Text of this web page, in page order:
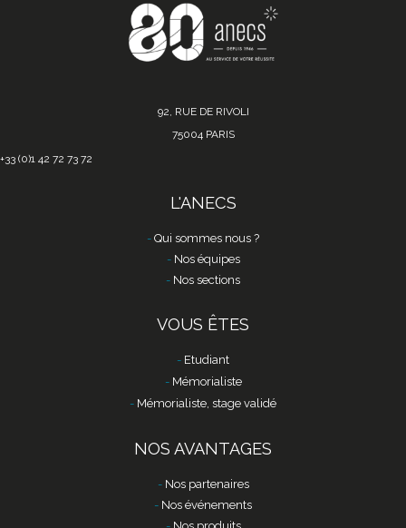
92, RUE DE RIVOLI
75004 PARIS
+33 (0)1 42 72 73 72
L'ANECS
Qui sommes nous ?
Nos équipes
Nos sections
VOUS ÊTES
Etudiant
Mémorialiste
Mémorialiste, stage validé
NOS AVANTAGES
Nos partenaires
Nos événements